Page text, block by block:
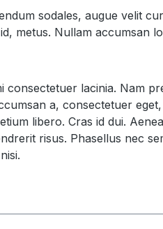
sodales, augue velit
metus. Nullam accumsan
lacinia. Nam
a, consectetuer
libero. Cras id dui.
risus. Phasellus nec